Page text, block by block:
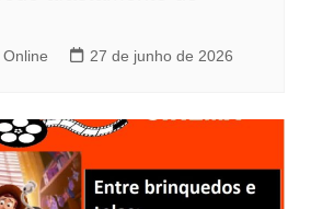
27 de junho de 2026